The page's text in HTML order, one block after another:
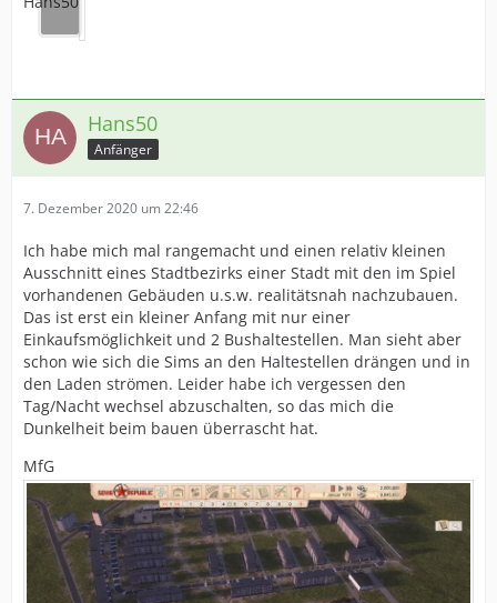
Hans50
Anfänger
7. Dezember 2020 um 22:46
Ich habe mich mal rangemacht und einen relativ kleinen
Ausschnitt eines Stadtbezirks einer Stadt mit den im Spiel
vorhandenen Gebäuden u.s.w. realitätsnah nachzubauen.
Das ist erst ein kleiner Anfang mit nur einer
Einkaufsmöglichkeit und 2 Bushaltestellen. Man sieht aber
schon wie sich die Sims an den Haltestellen drängen und in
den Laden strömen. Leider habe ich vergessen den
Tag/Nacht wechsel abzuschalten, so das mich die
Dunkelheit beim bauen überrascht hat.
MfG